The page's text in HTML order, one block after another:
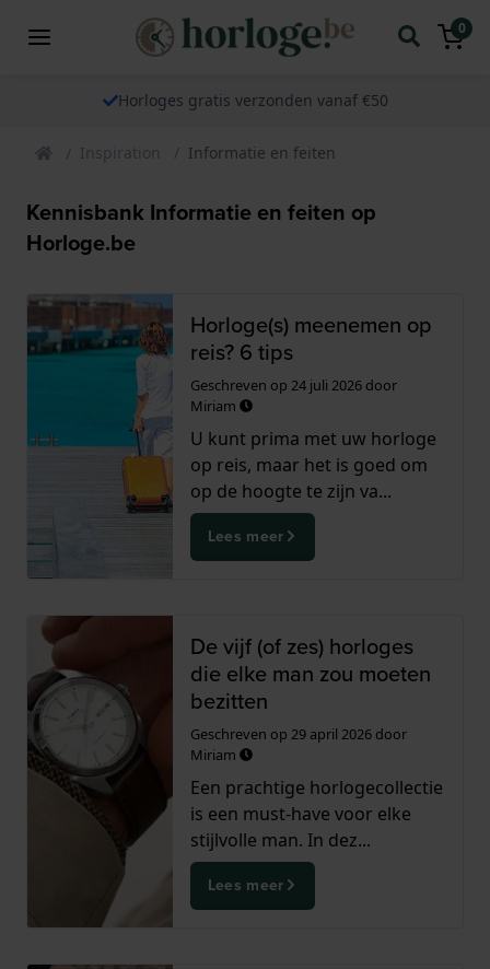
0
Horloges gratis verzonden vanaf €50
Inspiration Informatie en feiten
Kennisbank Informatie en feiten op
Horloge.be
Horloge(s) meenemen op
reis? 6 tips
Geschreven op 24 juli 2026door
Miriam
U kunt prima met uw horloge
op reis, maar het is goed om
op de hoogte te zijn va...
Lees meer
De vijf (of zes) horloges
die elke man zou moeten
bezitten
Geschreven op 29 april 2026door
Miriam
Een prachtige horlogecollectie
is een must-have voor elke
stijlvolle man. In dez...
Lees meer